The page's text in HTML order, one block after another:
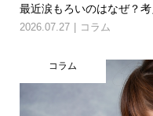
最近涙もろいのはなぜ？
2026.07.27 コラム
コラム